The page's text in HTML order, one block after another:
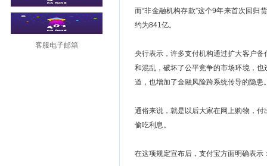
客服电子邮箱
而“非金融机构存款”这个9年来首次回归
约为841亿。
央行表示，许多支付机构通过扩大客户
和混乱，破坏了公平竞争的市场环境，
道，也增加了金融风险跨系统传导的隐患
通俗来说，就是以后大家在网上购物，
偷吃利息。
在这项规定宣布后，支付宝方面明确表示